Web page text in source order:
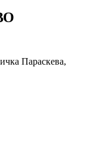
Параскева,